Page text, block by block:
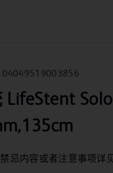
04049519003856
忌内容或者注意事项详